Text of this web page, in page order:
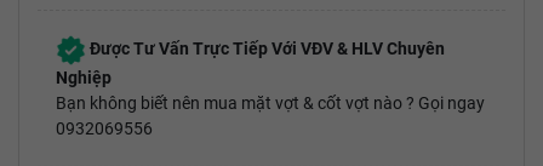
Được Tư Vấn Trực Tiếp Với VĐV & HLV Chuyên
Nghiệp
Bạn không biết nên mua mặt vợt & cốt vợt nào ? Gọi ngay
0932069556